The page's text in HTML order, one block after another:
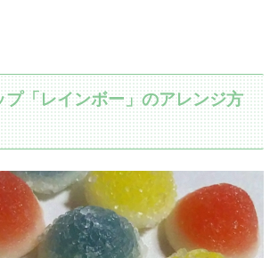
プ「レインボー」のアレンジ方